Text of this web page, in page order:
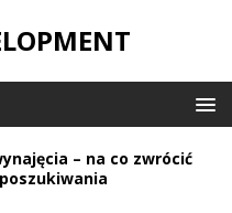
– na co zwrócić